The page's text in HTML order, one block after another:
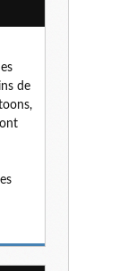
de